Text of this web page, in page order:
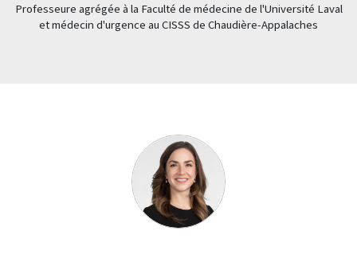
Professeure agrégée à la Faculté de médecine de l'Université Laval
et médecin d'urgence au CISSS de Chaudière-Appalaches